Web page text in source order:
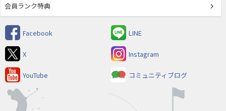
会員ランク特典
Facebook LINE
X Instagram
YouTube コミュニティブログ